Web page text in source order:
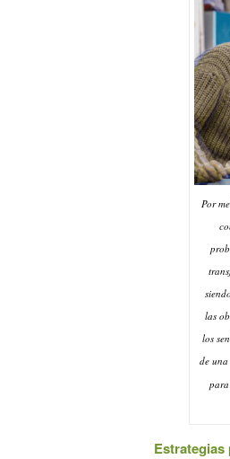
Por
las
los
de
Estrategias